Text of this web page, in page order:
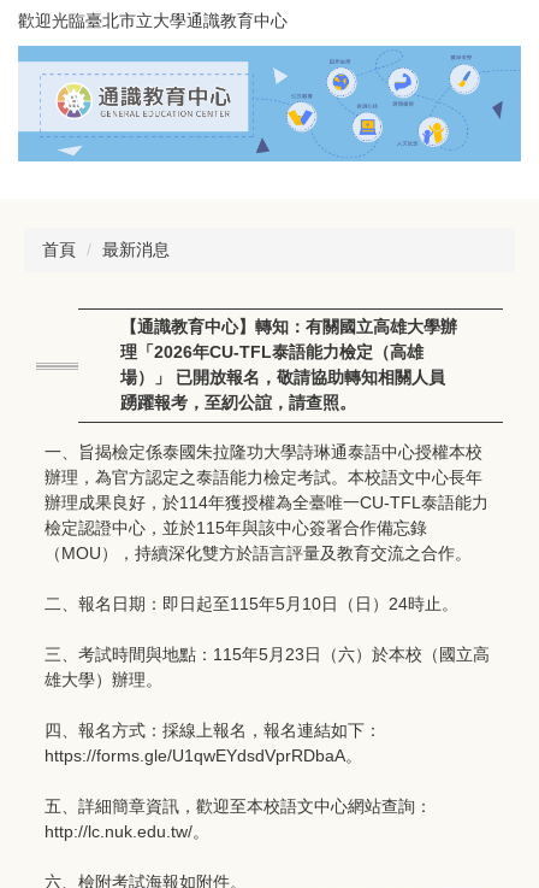
跳
到
主
歡迎光臨臺北市立大學通識教育中心
首頁 最新消息
【通識教育中心】轉知：有關國立高雄大學辦
理「2026年CU-TFL泰語能力檢定（高雄
場）」 已開放報名，敬請協助轉知相關人員
踴躍報考，至紉公誼，請查照。
一、旨揭檢定係泰國朱拉隆功大學詩琳通泰語中心授權本校
辦理，為官方認定之泰語能力檢定考試。本校語文中心長年
辦理成果良好，於114年獲授權為全臺唯一CU-TFL泰語能力
檢定認證中心，並於115年與該中心簽署合作備忘錄
（MOU），持續深化雙方於語言評量及教育交流之合作。
二、報名日期：即日起至115年5月10日（日）24時止。
三、考試時間與地點：115年5月23日（六）於本校（國立高
雄大學）辦理。
四、報名方式：採線上報名，報名連結如下：
https://forms.gle/U1qwEYdsdVprRDbaA。
五、詳細簡章資訊，歡迎至本校語文中心網站查詢：
http://lc.nuk.edu.tw/。
六、檢附考試海報如附件。